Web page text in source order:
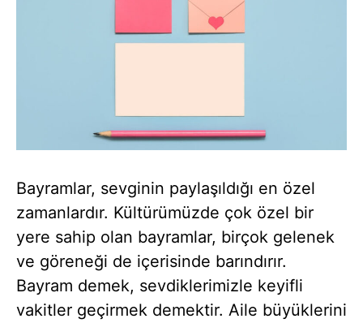
Bayramlar, sevginin paylaşıldığı en özel
zamanlardır. Kültürümüzde çok özel bir
yere sahip olan bayramlar, birçok gelenek
ve göreneği de içerisinde barındırır.
Bayram demek, sevdiklerimizle keyifli
vakitler geçirmek demektir. Aile büyüklerini